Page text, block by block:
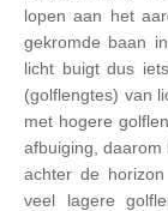
lopen aan het
gekromde baan
licht buigt dus
(golflengtes) van
met hogere
afbuiging, daarom
achter de
veel lagere